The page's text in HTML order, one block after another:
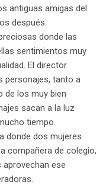
antiguas amigas del
después.
donde las
sentimientos muy
El director
personajes, tanto a
de los muy bien
sacan a la luz
tiempo.
donde dos mujeres
compañera de colegio,
aprovechan ese